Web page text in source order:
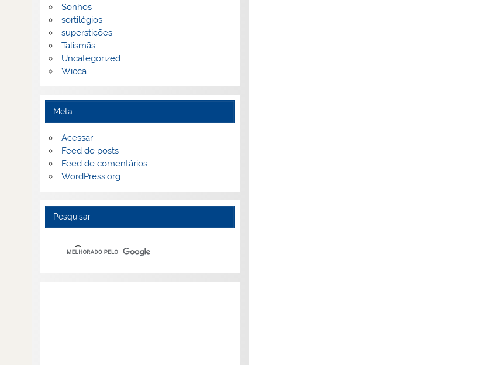
Sonhos
sortilégios
superstições
Talismãs
Uncategorized
Wicca
Meta
Acessar
Feed de posts
Feed de comentários
WordPress.org
Pesquisar